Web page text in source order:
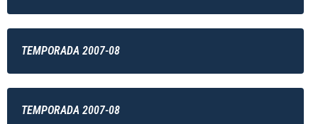
TEMPORADA 2007-08
TEMPORADA 2007-08